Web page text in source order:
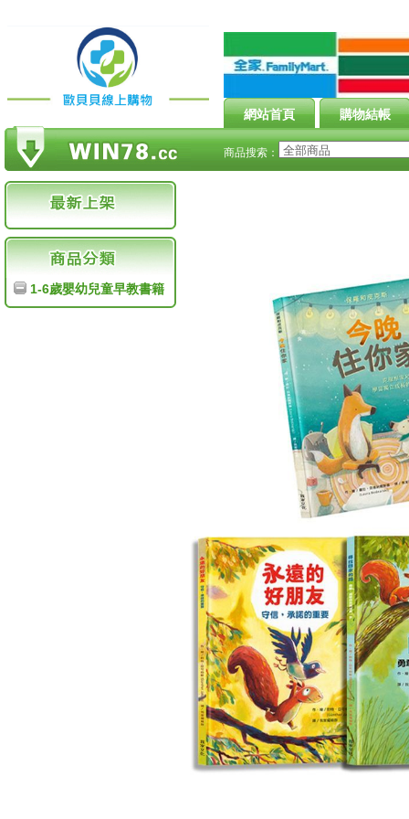
網站首頁 購物結帳
商品搜索：
1-6歲嬰幼兒童早教書籍